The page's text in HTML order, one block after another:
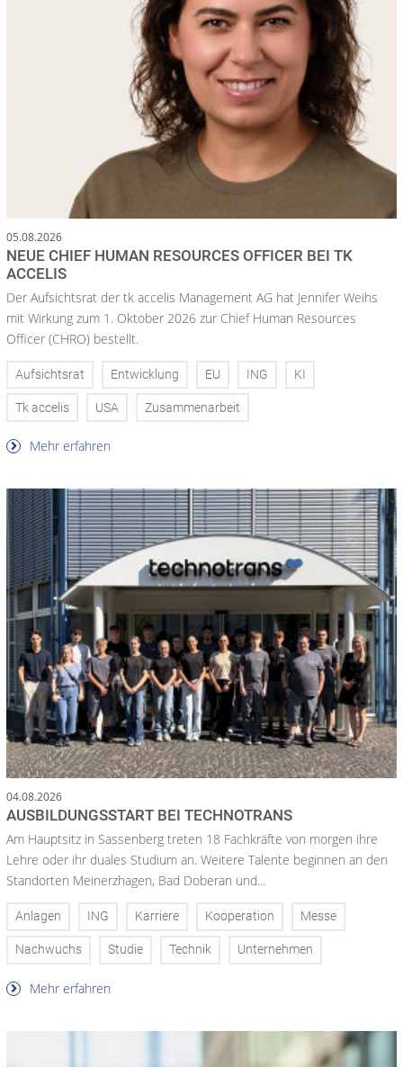
05.08.2026
NEUE CHIEF HUMAN RESOURCES OFFICER BEI TK
ACCELIS
Der Aufsichtsrat der tk accelis Management AG hat Jennifer Weihs
mit Wirkung zum 1. Oktober 2026 zur Chief Human Resources
Officer (CHRO) bestellt.
Aufsichtsrat Entwicklung EU ING KI
Tk accelis USA Zusammenarbeit
Mehr erfahren
04.08.2026
AUSBILDUNGSSTART BEI TECHNOTRANS
Am Hauptsitz in Sassenberg treten 18 Fachkräfte von morgen ihre
Lehre oder ihr duales Studium an. Weitere Talente beginnen an den
Standorten Meinerzhagen, Bad Doberan und...
Anlagen ING Karriere Kooperation Messe
Nachwuchs Studie Technik Unternehmen
Mehr erfahren